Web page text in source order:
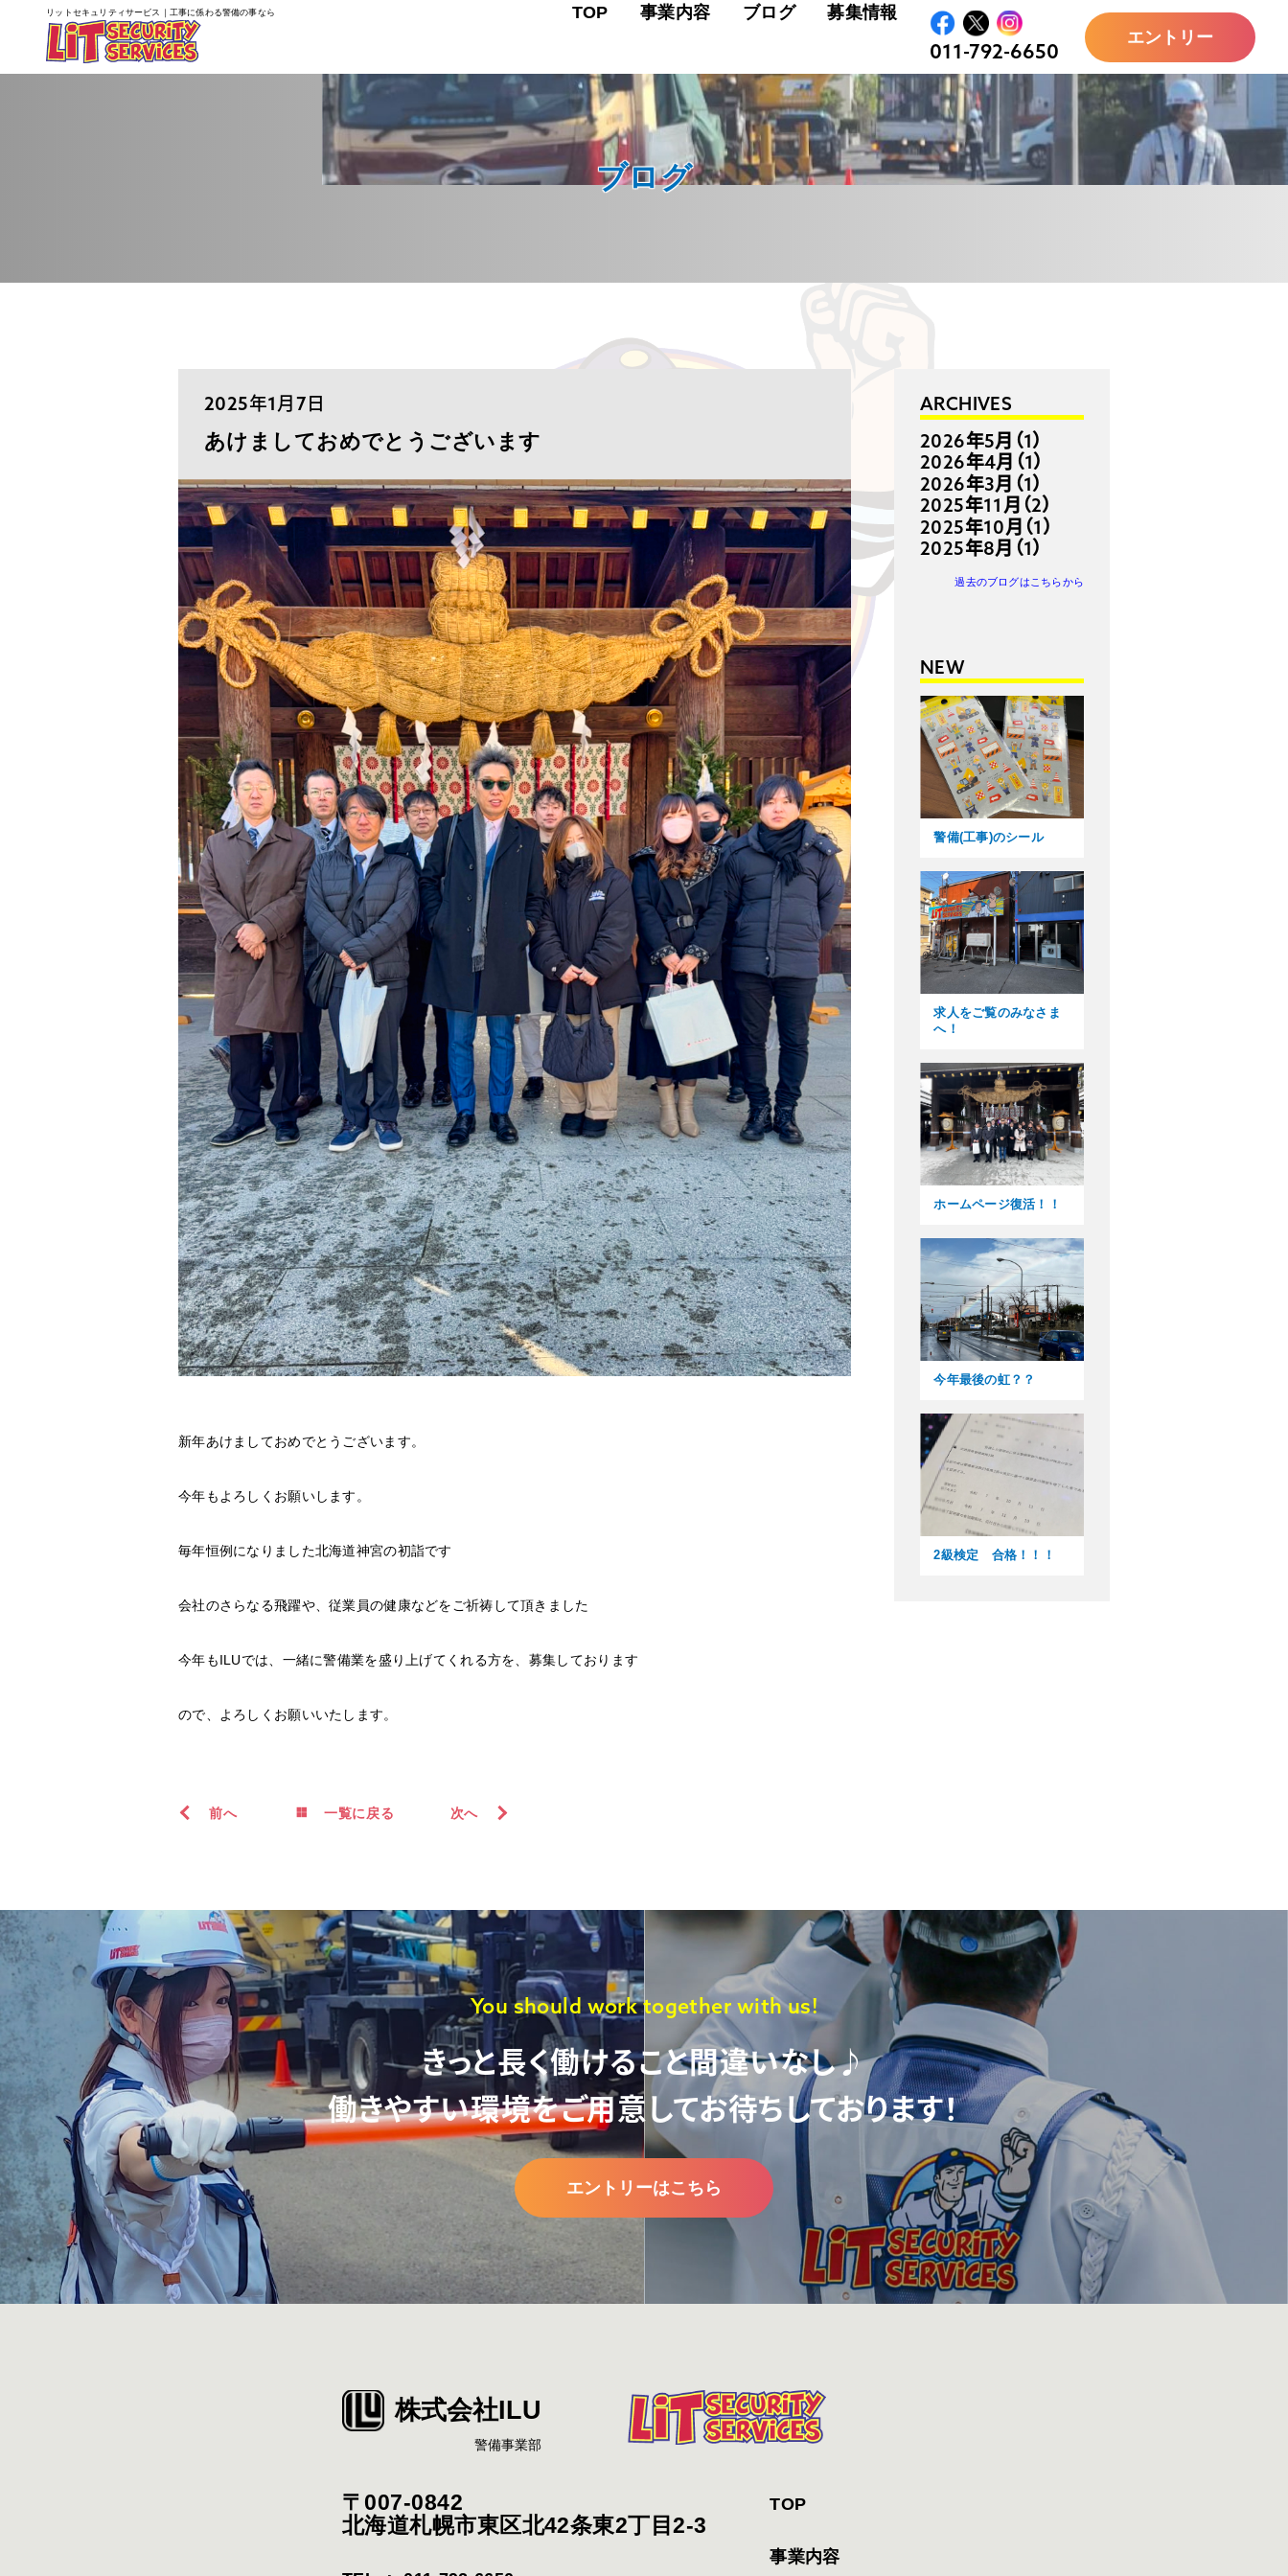
011-792-6650
エントリー
TOP 事業内容 ブログ 募集情報
リットセキュリティサービス｜工事に係わる警備の事なら
ブログ
2025年1月7日
あけましておめでとうございます
新年あけましておめでとうございます。
今年もよろしくお願いします。
毎年恒例になりました北海道神宮の初詣です
会社のさらなる飛躍や、従業員の健康などをご祈祷して頂きました
今年もILUでは、一緒に警備業を盛り上げてくれる方を、募集しております
ので、よろしくお願いいたします。
前へ 一覧に戻る 次へ
ARCHIVES
2026年5月（1）
2026年4月（1）
2026年3月（1）
2025年11月（2）
2025年10月（1）
2025年8月（1）
過去のブログはこちらから
NEW
警備(工事)のシール
求人をご覧のみなさま
へ！
ホームページ復活！！
今年最後の虹？？
2級検定 合格！！！
You should work together with us!
きっと長く働けること間違いなし♪
働きやすい環境をご用意してお待ちしております！
エントリーはこちら
株式会社ILU
警備事業部
〒007-0842
北海道札幌市東区北42条東2丁目2-3
TOP
事業内容